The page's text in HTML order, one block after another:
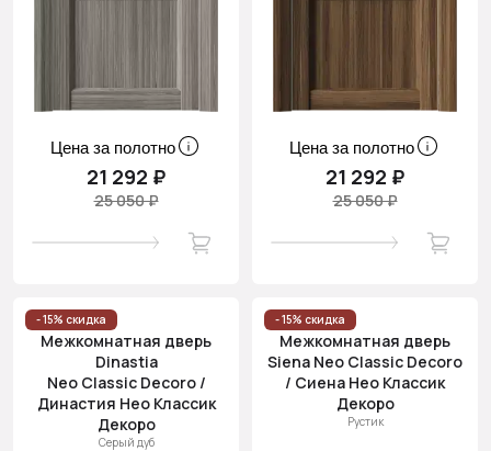
Цена за полотно
21 292 ₽
25 050 ₽
Цена за полотно
21 292 ₽
25 050 ₽
- 15% скидка
Межкомнатная дверь
Dinastia
Neo Classic Decoro /
Династия Нео Классик
Декоро
Серый дуб
- 15% скидка
Межкомнатная дверь
Siena Neo Classic Decoro
/ Сиена Нео Классик
Декоро
Рустик